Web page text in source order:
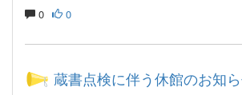
0 0
蔵書点検に伴う休館のお知